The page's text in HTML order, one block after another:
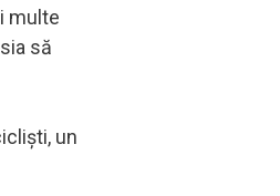
multe
să
un